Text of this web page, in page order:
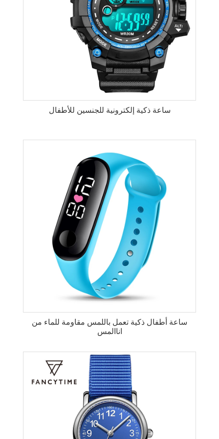
ساعة ذكية إلكترونية للجنسين للأطفال
ساعة أطفال ذكية تعمل باللمس مقاومة للماء من
اناالمس